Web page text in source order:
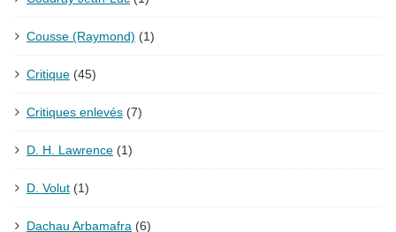
Cousse (Raymond) (1)
Critique (45)
Critiques enlevés (7)
D. H. Lawrence (1)
D. Volut (1)
Dachau Arbamafra (6)